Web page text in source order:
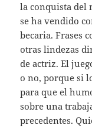
la conquista del
se ha vendido
becaria. Frases
otras lindezas
de actriz. El
o no, porque si
para que el
sobre una
precedentes.